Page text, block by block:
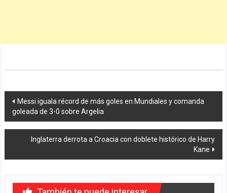
Navegación
de
entradas
Messi iguala récord de más goles en Mundiales y comanda
goleada de 3-0 sobre Argelia
Inglaterra derrota a Croacia con doblete histórico de Harry
Kane